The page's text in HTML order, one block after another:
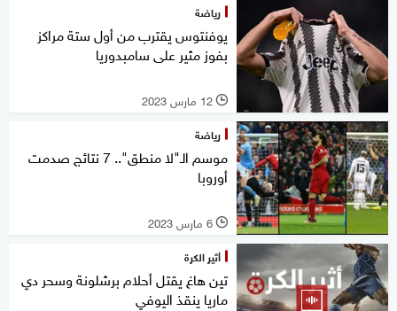
رياضة
يوفنتوس يقترب من أول ستة مراكز
بفوز مثير على سامبدوريا
l 12 مارس 2023
رياضة
موسم الـ"لا منطق".. 7 نتائج صدمت
أوروبا
l 6 مارس 2023
أثير الكرة
تين هاغ يقتل أحلام برشلونة وسحر دي
ماريا ينقذ اليوفي